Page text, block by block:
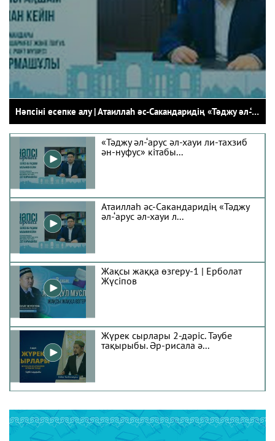
Нәпсіні есепке алу | Атаиллаһ әс-Сакандаридің «Тәджу әл-‘арус әл-хауи ли-тахзиб ән-нуфус» кітабы
РАМАЗАН ҚАРСАҢЫНДАҒЫ
ПАЙҒАМБАР (ﷺ) ӨСИЕТІ
Мұсылман әдебі 1-дәріс. Имам
Мухаммад әл-Ғазали кі...
«Тәджу әл-‘арус әл-хауи ли-тахзиб
ән-нуфус» кітабы...
Атаиллаһ әс-Сакандаридің «Тәджу
әл-‘арус әл-хауи л...
Жақсы жаққа өзгеру-1 | Ерболат
Жүсіпов
Жүрек сырлары 2-дәріс. Тәубе
тақырыбы. Әр-рисала ә...
дәлел ｜ Ерболат Жүс...